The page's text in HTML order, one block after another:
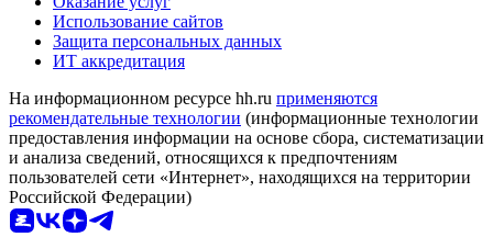
Использование сайтов
Защита персональных данных
ИТ аккредитация
На информационном ресурсе hh.ru применяются
рекомендательные технологии (информационные технологии
предоставления информации на основе сбора, систематизации
и анализа сведений, относящихся к предпочтениям
пользователей сети «Интернет», находящихся на территории
Российской Федерации)